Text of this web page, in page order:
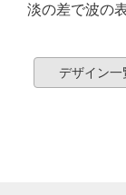
淡の差で波の
デザイン一